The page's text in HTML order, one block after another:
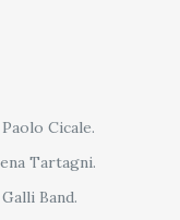
Cicale.
Tartagni.
Band.